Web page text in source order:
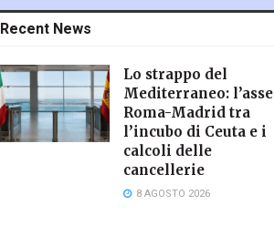
Recent News
Lo strappo del
Mediterraneo: l’asse
Roma-Madrid tra
l’incubo di Ceuta e i
calcoli delle
cancellerie
8 AGOSTO 2026